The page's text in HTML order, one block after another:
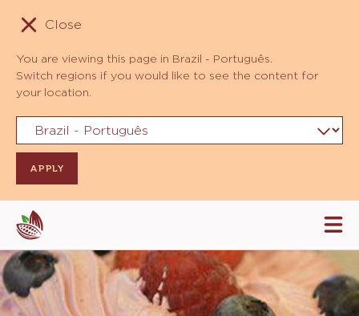
Close
You are viewing this page in Brazil - Português.
Switch regions if you would like to see the content for
your location.
Skip
to
main
content